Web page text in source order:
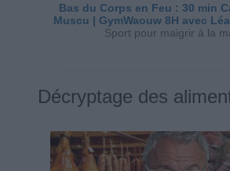
Bas du Corps en Feu : 30 min
Muscu | GymWaouw 8H avec
Sport pour maigrir à la
Décryptage des